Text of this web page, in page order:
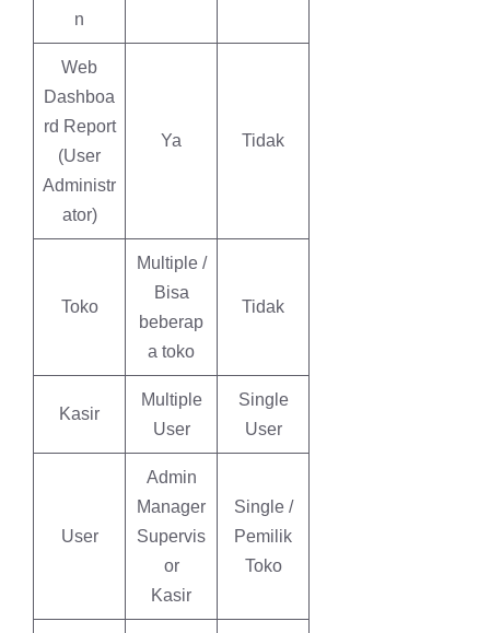
n
Web
Dashboa
rd Report
(User
Administr
ator)
Ya Tidak
Toko
Multiple /
Bisa
beberap
a toko
Tidak
Kasir
Multiple
User
Single
User
User
Admin
Manager
Supervis
or
Kasir
Single /
Pemilik
Toko